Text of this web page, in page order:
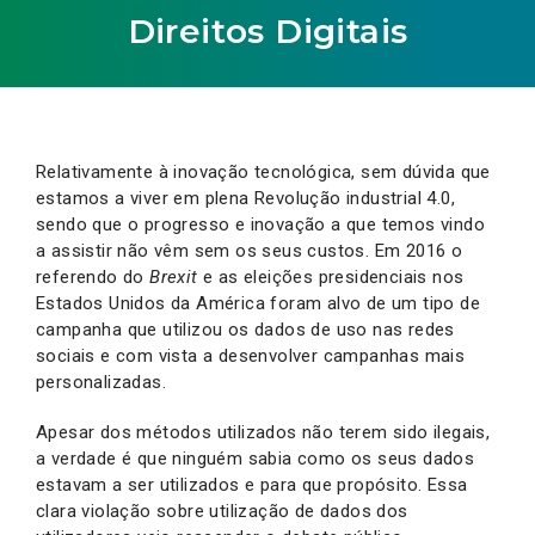
Direitos Digitais
Relativamente à inovação tecnológica, sem dúvida que
estamos a viver em plena Revolução industrial 4.0,
sendo que o progresso e inovação a que temos vindo
a assistir não vêm sem os seus custos. Em 2016 o
referendo doBrexit e as eleições presidenciais nos
Estados Unidos da América foram alvo de um tipo de
campanha que utilizou os dados de uso nas redes
sociais e com vista a desenvolver campanhas mais
personalizadas.
Apesar dos métodos utilizados não terem sido ilegais,
a verdade é que ninguém sabia como os seus dados
estavam a ser utilizados e para que propósito. Essa
clara violação sobre utilização de dados dos